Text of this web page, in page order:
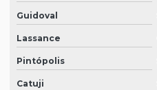
Guidoval
Lassance
Pintópolis
Catuji